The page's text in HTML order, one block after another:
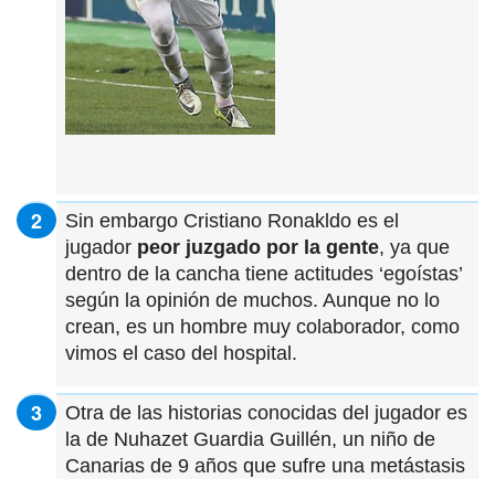
Sin embargo Cristiano Ronakldo es el
jugador peor juzgado por la gente, ya que
dentro de la cancha tiene actitudes ‘egoístas’
según la opinión de muchos. Aunque no lo
crean, es un hombre muy colaborador, como
vimos el caso del hospital.
Otra de las historias conocidas del jugador es
la de Nuhazet Guardia Guillén, un niño de
Canarias de 9 años que sufre una metástasis